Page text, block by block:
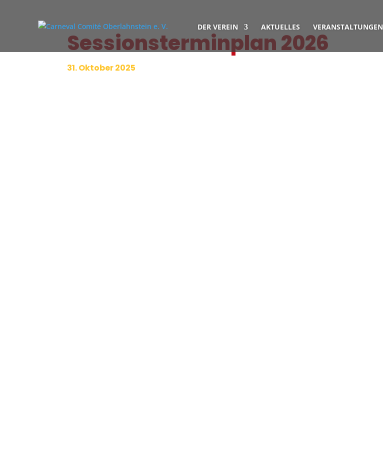
DER VEREIN AKTUELLES VERANSTALTUNGEN
Sessionsterminplan 2026
31. Oktober 2025